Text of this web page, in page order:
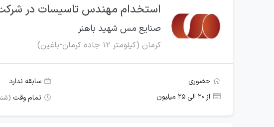
استخدام مهندس تاسیسات در
صنایع مس شهید باهنر
کرمان (کیلومتر 12 جاده کرمان-باغین)
حضوری
سابقه ندارد
از ۲۰ الی ۲۵ میلیون
تمام وقت